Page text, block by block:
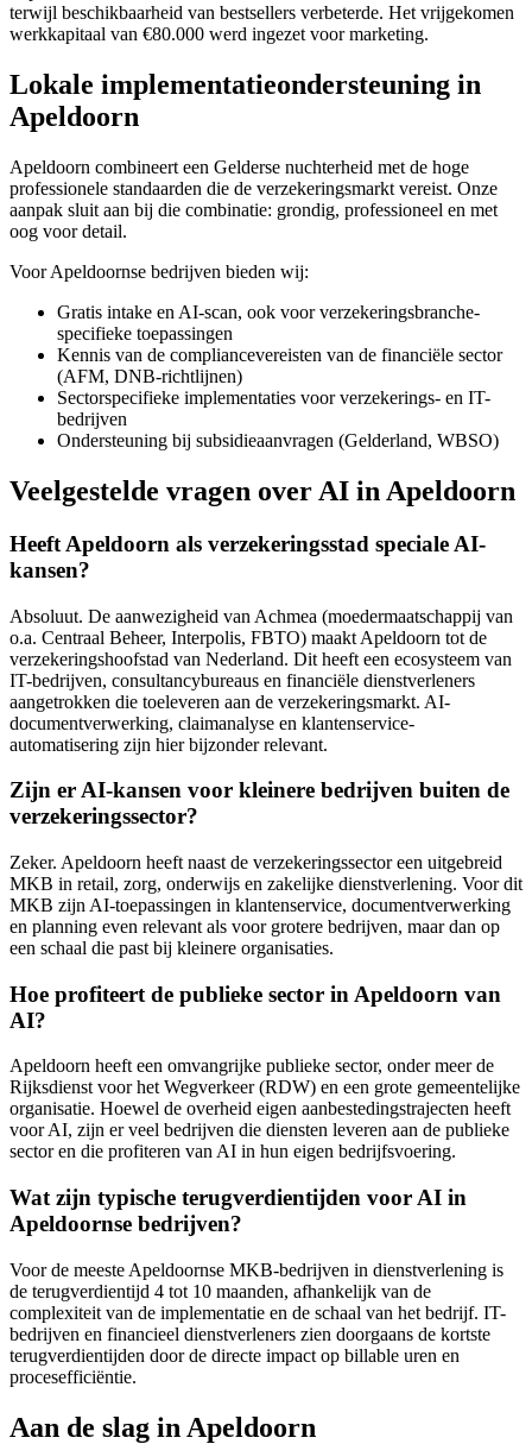
terwijl beschikbaarheid van bestsellers verbeterde. Het vrijgekomen
werkkapitaal van €80.000 werd ingezet voor marketing.
Lokale implementatieondersteuning in
Apeldoorn
Apeldoorn combineert een Gelderse nuchterheid met de hoge
professionele standaarden die de verzekeringsmarkt vereist. Onze
aanpak sluit aan bij die combinatie: grondig, professioneel en met
oog voor detail.
Voor Apeldoornse bedrijven bieden wij:
Gratis intake en AI-scan, ook voor verzekeringsbranche-
specifieke toepassingen
Kennis van de compliancevereisten van de financiële sector
(AFM, DNB-richtlijnen)
Sectorspecifieke implementaties voor verzekerings- en IT-
bedrijven
Ondersteuning bij subsidieaanvragen (Gelderland, WBSO)
Veelgestelde vragen over AI in Apeldoorn
Heeft Apeldoorn als verzekeringsstad speciale AI-
kansen?
Absoluut. De aanwezigheid van Achmea (moedermaatschappij van
o.a. Centraal Beheer, Interpolis, FBTO) maakt Apeldoorn tot de
verzekeringshoofstad van Nederland. Dit heeft een ecosysteem van
IT-bedrijven, consultancybureaus en financiële dienstverleners
aangetrokken die toeleveren aan de verzekeringsmarkt. AI-
documentverwerking, claimanalyse en klantenservice-
automatisering zijn hier bijzonder relevant.
Zijn er AI-kansen voor kleinere bedrijven buiten de
verzekeringssector?
Zeker. Apeldoorn heeft naast de verzekeringssector een uitgebreid
MKB in retail, zorg, onderwijs en zakelijke dienstverlening. Voor dit
MKB zijn AI-toepassingen in klantenservice, documentverwerking
en planning even relevant als voor grotere bedrijven, maar dan op
een schaal die past bij kleinere organisaties.
Hoe profiteert de publieke sector in Apeldoorn van
AI?
Apeldoorn heeft een omvangrijke publieke sector, onder meer de
Rijksdienst voor het Wegverkeer (RDW) en een grote gemeentelijke
organisatie. Hoewel de overheid eigen aanbestedingstrajecten heeft
voor AI, zijn er veel bedrijven die diensten leveren aan de publieke
sector en die profiteren van AI in hun eigen bedrijfsvoering.
Wat zijn typische terugverdientijden voor AI in
Apeldoornse bedrijven?
Voor de meeste Apeldoornse MKB-bedrijven in dienstverlening is
de terugverdientijd 4 tot 10 maanden, afhankelijk van de
complexiteit van de implementatie en de schaal van het bedrijf. IT-
bedrijven en financieel dienstverleners zien doorgaans de kortste
terugverdientijden door de directe impact op billable uren en
procesefficiëntie.
Aan de slag in Apeldoorn